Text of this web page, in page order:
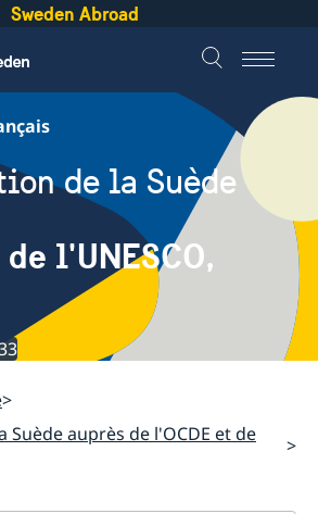
Sweden Abroad
de la Suède
l'UNESCO,
Suède auprès de l'OCDE et de